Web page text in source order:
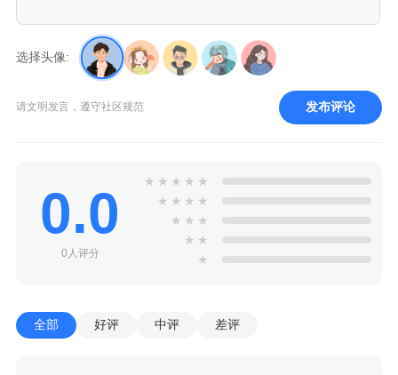
选择头像:
请文明发言，遵守社区规范 发布评论
0.0
0人评分
★ ★ ★ ★ ★
★ ★ ★ ★
★ ★ ★
★ ★
★
全部 好评 中评 差评